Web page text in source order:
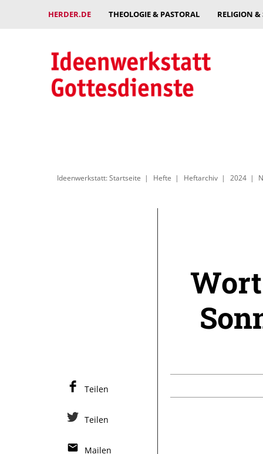
HERDER.DE THEOLOGIE & PASTORAL RELIGION
Ideenwerkstatt: Startseite Hefte Heftarchiv 2024
Teilen
Teilen
Mailen